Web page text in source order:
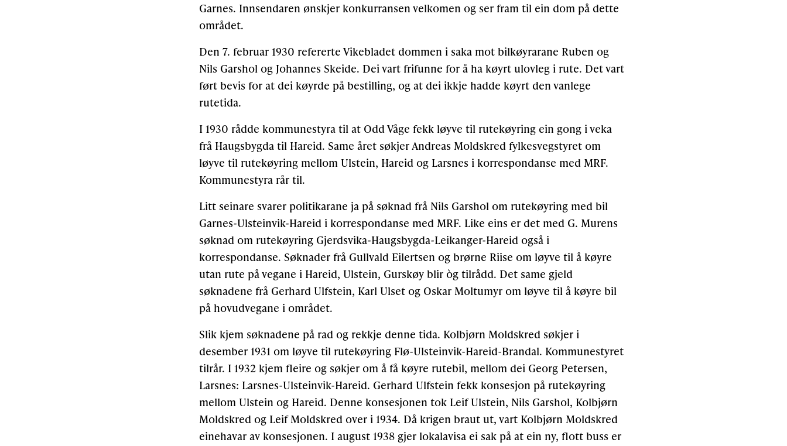
Garnes. Innsendaren ønskjer konkurransen velkomen og ser fram til ein dom på dette
området.
Den 7. februar 1930 refererte Vikebladet dommen i saka mot bilkøyrarane Ruben og
Nils Garshol og Johannes Skeide. Dei vart frifunne for å ha køyrt ulovleg i rute. Det vart
ført bevis for at dei køyrde på bestilling, og at dei ikkje hadde køyrt den vanlege
rutetida.
I 1930 rådde kommunestyra til at Odd Våge fekk løyve til rutekøyring ein gong i veka
frå Haugsbygda til Hareid. Same året søkjer Andreas Moldskred fylkesvegstyret om
løyve til rutekøyring mellom Ulstein, Hareid og Larsnes i korrespondanse med MRF.
Kommunestyra rår til.
Litt seinare svarer politikarane ja på søknad frå Nils Garshol om rutekøyring med bil
Garnes-Ulsteinvik-Hareid i korrespondanse med MRF. Like eins er det med G. Murens
søknad om rutekøyring Gjerdsvika-Haugsbygda-Leikanger-Hareid også i
korrespondanse. Søknader frå Gullvald Eilertsen og brørne Riise om løyve til å køyre
utan rute på vegane i Hareid, Ulstein, Gurskøy blir òg tilrådd. Det same gjeld
søknadene frå Gerhard Ulfstein, Karl Ulset og Oskar Moltumyr om løyve til å køyre bil
på hovudvegane i området.
Slik kjem søknadene på rad og rekkje denne tida. Kolbjørn Moldskred søkjer i
desember 1931 om løyve til rutekøyring Flø-Ulsteinvik-Hareid-Brandal. Kommunestyret
tilrår. I 1932 kjem fleire og søkjer om å få køyre rutebil, mellom dei Georg Petersen,
Larsnes: Larsnes-Ulsteinvik-Hareid. Gerhard Ulfstein fekk konsesjon på rutekøyring
mellom Ulstein og Hareid. Denne konsesjonen tok Leif Ulstein, Nils Garshol, Kolbjørn
Moldskred og Leif Moldskred over i 1934. Då krigen braut ut, vart Kolbjørn Moldskred
einehavar av konsesjonen. I august 1938 gjer lokalavisa ei sak på at ein ny, flott buss er